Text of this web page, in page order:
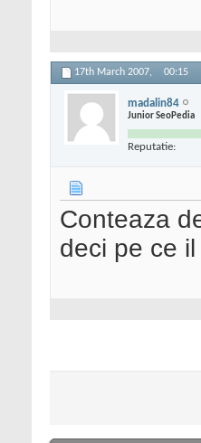
17th March 2007, 00:15
madalin84
Junior SeoPedia
Reputatie:
Conteaza
deci pe ce